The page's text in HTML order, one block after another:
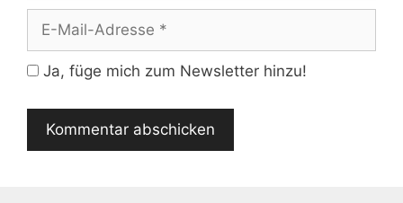
Adresse
Ja, füge mich zum Newsletter hinzu!